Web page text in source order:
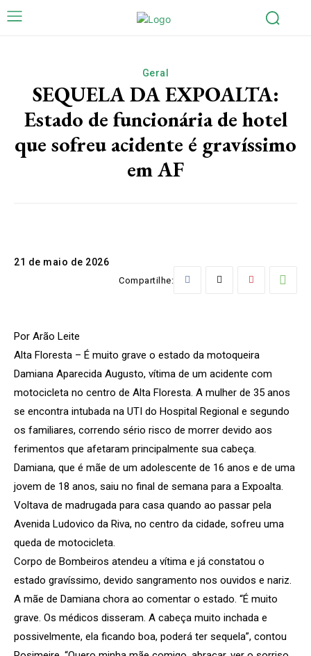
Geral
SEQUELA DA EXPOALTA:
Estado de funcionária de hotel
que sofreu acidente é gravíssimo
em AF
21 de maio de 2026
Compartilhe:
Por Arão Leite
Alta Floresta – É muito grave o estado da motoqueira
Damiana Aparecida Augusto, vítima de um acidente com
motocicleta no centro de Alta Floresta. A mulher de 35 anos
se encontra intubada na UTI do Hospital Regional e segundo
os familiares, correndo sério risco de morrer devido aos
ferimentos que afetaram principalmente sua cabeça.
Damiana, que é mãe de um adolescente de 16 anos e de uma
jovem de 18 anos, saiu no final de semana para a Expoalta.
Voltava de madrugada para casa quando ao passar pela
Avenida Ludovico da Riva, no centro da cidade, sofreu uma
queda de motocicleta.
Corpo de Bombeiros atendeu a vítima e já constatou o
estado gravíssimo, devido sangramento nos ouvidos e nariz.
A mãe de Damiana chora ao comentar o estado. “É muito
grave. Os médicos disseram. A cabeça muito inchada e
possivelmente, ela ficando boa, poderá ter sequela”, contou